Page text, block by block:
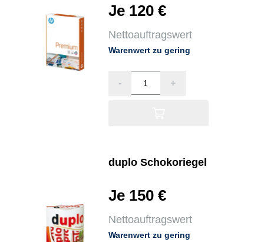
Je 120 €
Nettoauftragswert
Warenwert zu gering
- +
duplo Schokoriegel
Je 150 €
Nettoauftragswert
Warenwert zu gering